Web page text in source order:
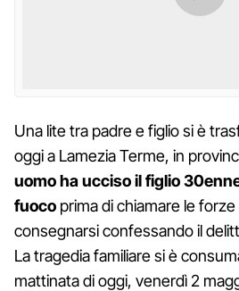
Una lite tra padre e figlio si è
oggi a Lamezia Terme, in
uomo ha ucciso il figlio
fuoco prima di chiamare le forze
consegnarsi confessando il
La tragedia familiare si è
mattinata di oggi, venerdì 2